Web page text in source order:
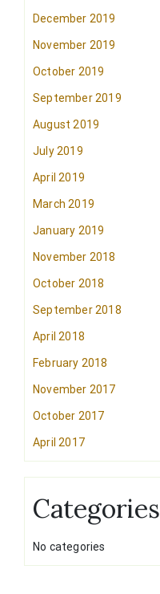
December 2019
November 2019
October 2019
September 2019
August 2019
July 2019
April 2019
March 2019
January 2019
November 2018
October 2018
September 2018
April 2018
February 2018
November 2017
October 2017
April 2017
Categories
No categories